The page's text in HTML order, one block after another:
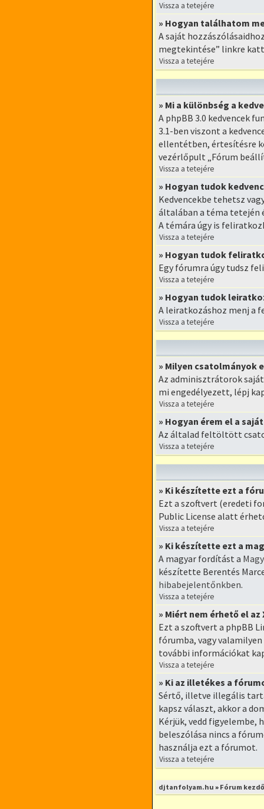
Vissza a tetejére
» Hogyan találhatom
A saját
megtekintése” linkre
Vissza a tetejére
» Mi a különbség a
A phpBB 3.0 kedvencek
3.1-ben viszont a
ellentétben, értesítésre
vezérlőpult „Fórum
Vissza a tetejére
» Hogyan tudok
Kedvencekbe tehetsz
általában a téma tetején
A témára úgy is
Vissza a tetejére
» Hogyan tudok
Egy fórumra úgy tudsz
Vissza a tetejére
» Hogyan tudok
A leiratkozáshoz menj a
Vissza a tetejére
» Milyen csatolmányok
Az adminisztrátorok
mi engedélyezett, lépj
Vissza a tetejére
» Hogyan érem el a
Az általad feltöltött
Vissza a tetejére
» Ki készítette ezt a
Ezt a szoftvert (eredeti
Public License alatt
Vissza a tetejére
» Ki készítette ezt a
A magyar fordítást a
készítette Berentés
hibabejelentőnkben.
Vissza a tetejére
» Miért nem érhető el
Ezt a szoftvert a phpBB
fórumba, vagy
további információkat
Vissza a tetejére
» Ki az illetékes a
Sértő, illetve illegális
kapsz választ, akkor a
Kérjük, vedd figyelembe,
beleszólása nincs a
használja ezt a fórumot.
Vissza a tetejére
djtanfolyam.hu » Fórum